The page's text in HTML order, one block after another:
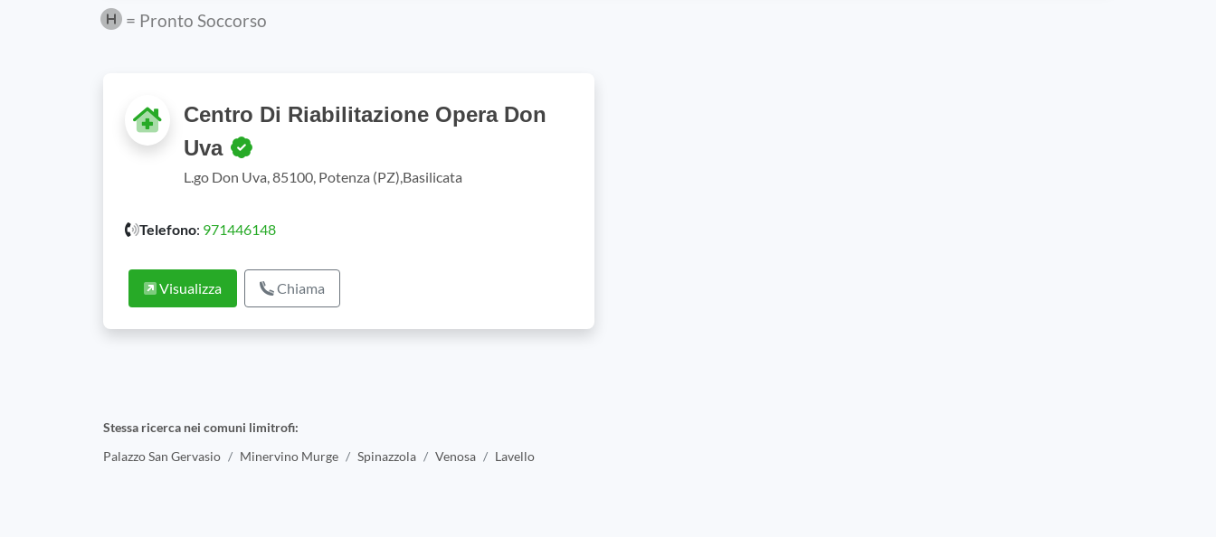
= Pronto Soccorso
Centro Di Riabilitazione Opera Don
Uva
L.go Don Uva, 85100, Potenza (PZ),Basilicata
Telefono: 971446148
Visualizza Chiama
Stessa ricerca nei comuni limitrofi:
Palazzo San Gervasio
Minervino Murge Spinazzola Venosa Lavello